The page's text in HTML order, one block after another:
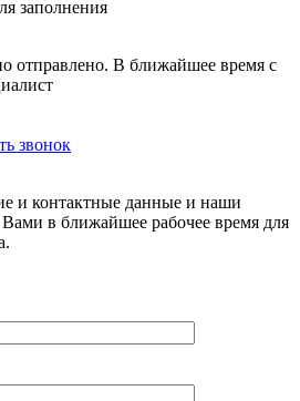
заполнения
отправлено. В ближайшее время с
звонок
и контактные данные и наши
в ближайшее рабочее время для